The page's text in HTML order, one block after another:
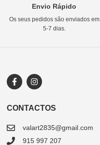
Envio Rápido
Os seus pedidos são enviados em
5-7 dias.
CONTACTOS
valart2835@gmail.com
915 997 207